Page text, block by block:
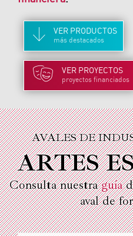
VER PRODUCTOS
más destacados
VER PROYECTOS
proyectos financiados
AVALES DE
ARTES
Consulta nuestraguía
aval de